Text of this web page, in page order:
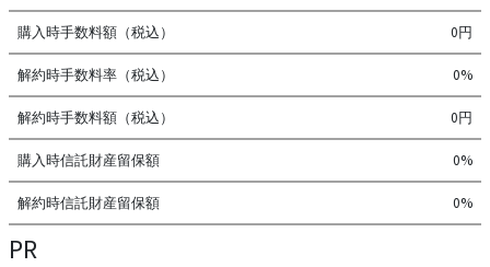
購入時手数料額（税込） 0円
解約時手数料率（税込） 0%
解約時手数料額（税込） 0円
購入時信託財産留保額 0%
解約時信託財産留保額 0%
PR